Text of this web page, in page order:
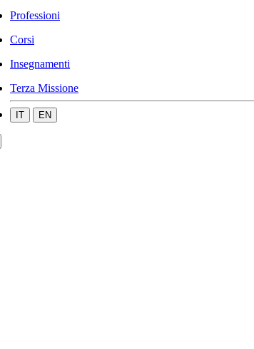
Professioni
Corsi
Insegnamenti
Terza Missione
IT EN